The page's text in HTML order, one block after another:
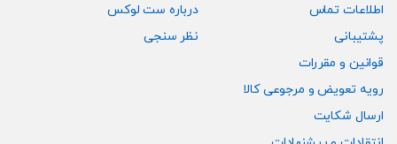
اطلاعات تماس
پشتیبانی
قوانین و مقررات
رویه تعویض و مرجوعی کالا
ارسال شکایت
درباره ست لوکس
نظر سنجی